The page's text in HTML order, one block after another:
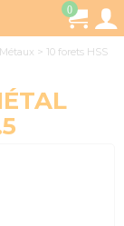
0
> 10 forets HSS